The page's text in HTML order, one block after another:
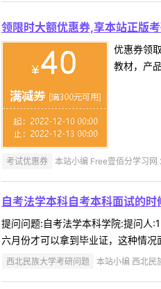
领限时大额优惠券,享本站正版
优惠券领
教材，产
考试优惠券 本站小编 Free壹佰分学习
自考法学本科自考本科面试的
提问问题:自考法学本科学院:提问人
六月份才可以拿到毕业证，这种情
西北民族大学考研问题 本站小编 西北